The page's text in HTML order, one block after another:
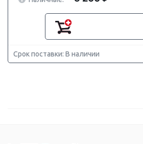
Срок поставки: В наличии